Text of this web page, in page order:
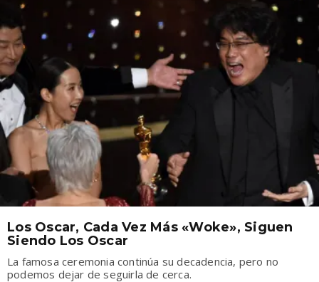
Los Oscar, Cada Vez Más «woke», Siguen
Siendo Los Oscar
La famosa ceremonia continúa su decadencia, pero no
podemos dejar de seguirla de cerca.